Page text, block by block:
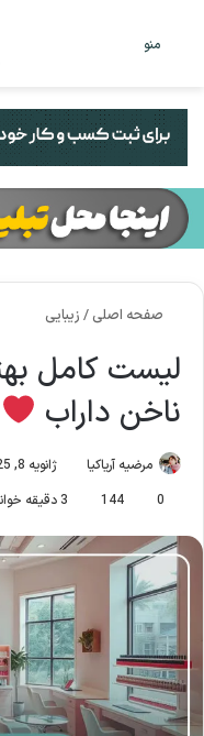
منو
صفحه اصلی / زیبایی
لیست کامل
ناخن داراب
مرضیه آریاکیا ژانویه 8, 2025
0
144